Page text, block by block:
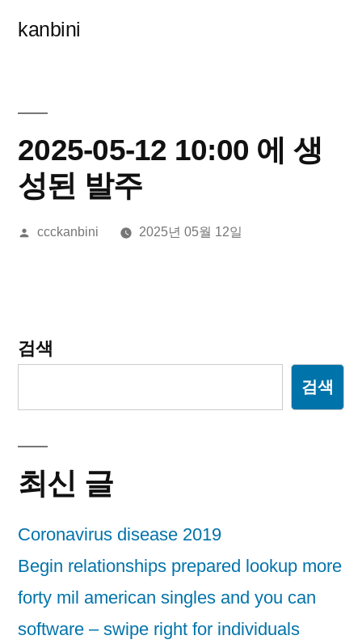
kanbini
2025-05-12 10:00 에 생
성된 발주
올
ccckanbini 2025년 05월 12일
검색
검색
최신 글
Coronavirus disease 2019
Begin relationships prepared lookup more
forty mil american singles and you can
software – swipe right for individuals